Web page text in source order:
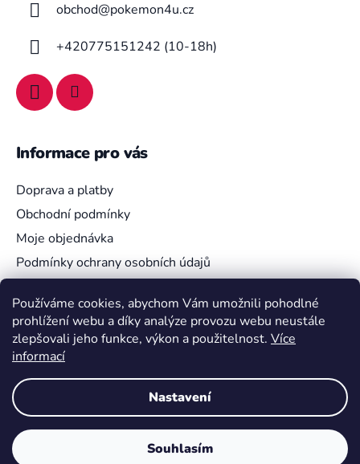
Používáme cookies, abychom Vám umožnili pohodlné
prohlížení webu a díky analýze provozu webu neustále
zlepšovali jeho funkce, výkon a použitelnost. Více
informací
Nastavení
Souhlasím
obchod@pokemon4u.cz
+420775151242 (10-18h)
Informace pro vás
Doprava a platby
Obchodní podmínky
Moje objednávka
Podmínky ochrany osobních údajů
Vyhledávání
HLEDAT
Vytvořil Shoptet